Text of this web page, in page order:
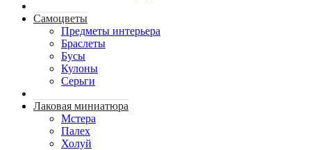
Самоцветы
Предметы интерьера
Браслеты
Бусы
Кулоны
Серьги
Лаковая миниатюра
Мстера
Палех
Холуй